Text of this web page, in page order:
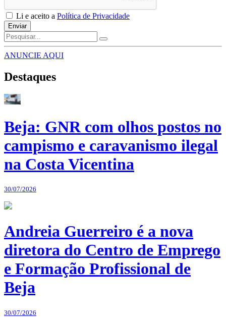
Li e aceito a Política de Privacidade
Enviar
ANUNCIE AQUI
Destaques
Beja: GNR com olhos postos no
campismo e caravanismo ilegal
na Costa Vicentina
30/07/2026
Andreia Guerreiro é a nova
diretora do Centro de Emprego
e Formação Profissional de
Beja
30/07/2026